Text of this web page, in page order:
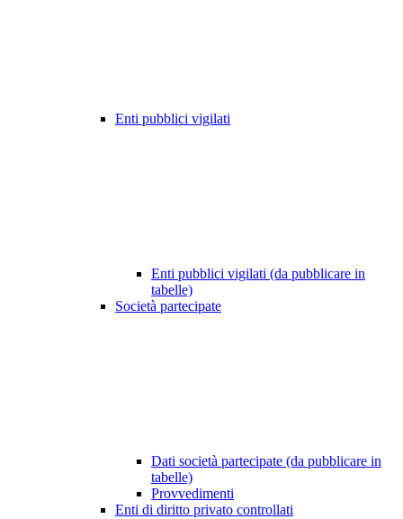
Enti pubblici vigilati
Enti pubblici vigilati (da pubblicare in
tabelle)
Società partecipate
Dati società partecipate (da pubblicare in
tabelle)
Provvedimenti
Enti di diritto privato controllati